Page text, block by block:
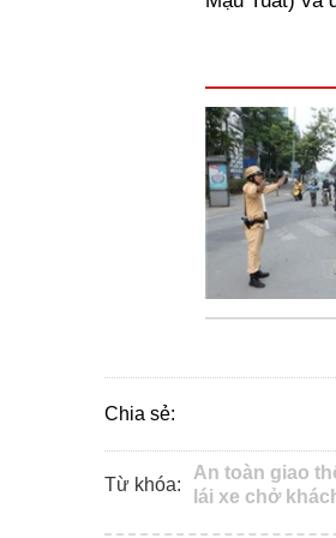
Chia sẻ:
Từ khóa:
An toàn giao
lái xe chở